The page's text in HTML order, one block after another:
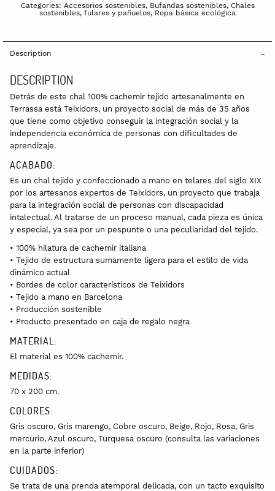
Categories: Accesorios sostenibles, Bufandas sostenibles, Chales
sostenibles, fulares y pañuelos, Ropa básica ecológica
Description
DESCRIPTION
Detrás de este chal 100% cachemir tejido artesanalmente en
Terrassa está Teixidors, un proyecto social de más de 35 años
que tiene como objetivo conseguir la integración social y la
independencia económica de personas con dificultades de
aprendizaje.
ACABADO:
Es un chal tejido y confeccionado a mano en telares del siglo XIX
por los artesanos expertos de Teixidors, un proyecto que trabaja
para la integración social de personas con discapacidad
intalectual. Al tratarse de un proceso manual, cada pieza es única
y especial, ya sea por un pespunte o una peculiaridad del tejido.
• 100% hilatura de cachemir italiana
• Tejido de estructura sumamente ligera para el estilo de vida
dinámico actual
• Bordes de color característicos de Teixidors
• Tejido a mano en Barcelona
• Producción sostenible
• Producto presentado en caja de regalo negra
MATERIAL:
El material es 100% cachemir.
MEDIDAS:
70 x 200 cm.
COLORES:
Gris oscuro, Gris marengo, Cobre oscuro, Beige, Rojo, Rosa, Gris
mercurio, Azul oscuro, Turquesa oscuro (consulta las variaciones
en la parte inferior)
CUIDADOS:
Se trata de una prenda atemporal delicada, con un tacto exquisito